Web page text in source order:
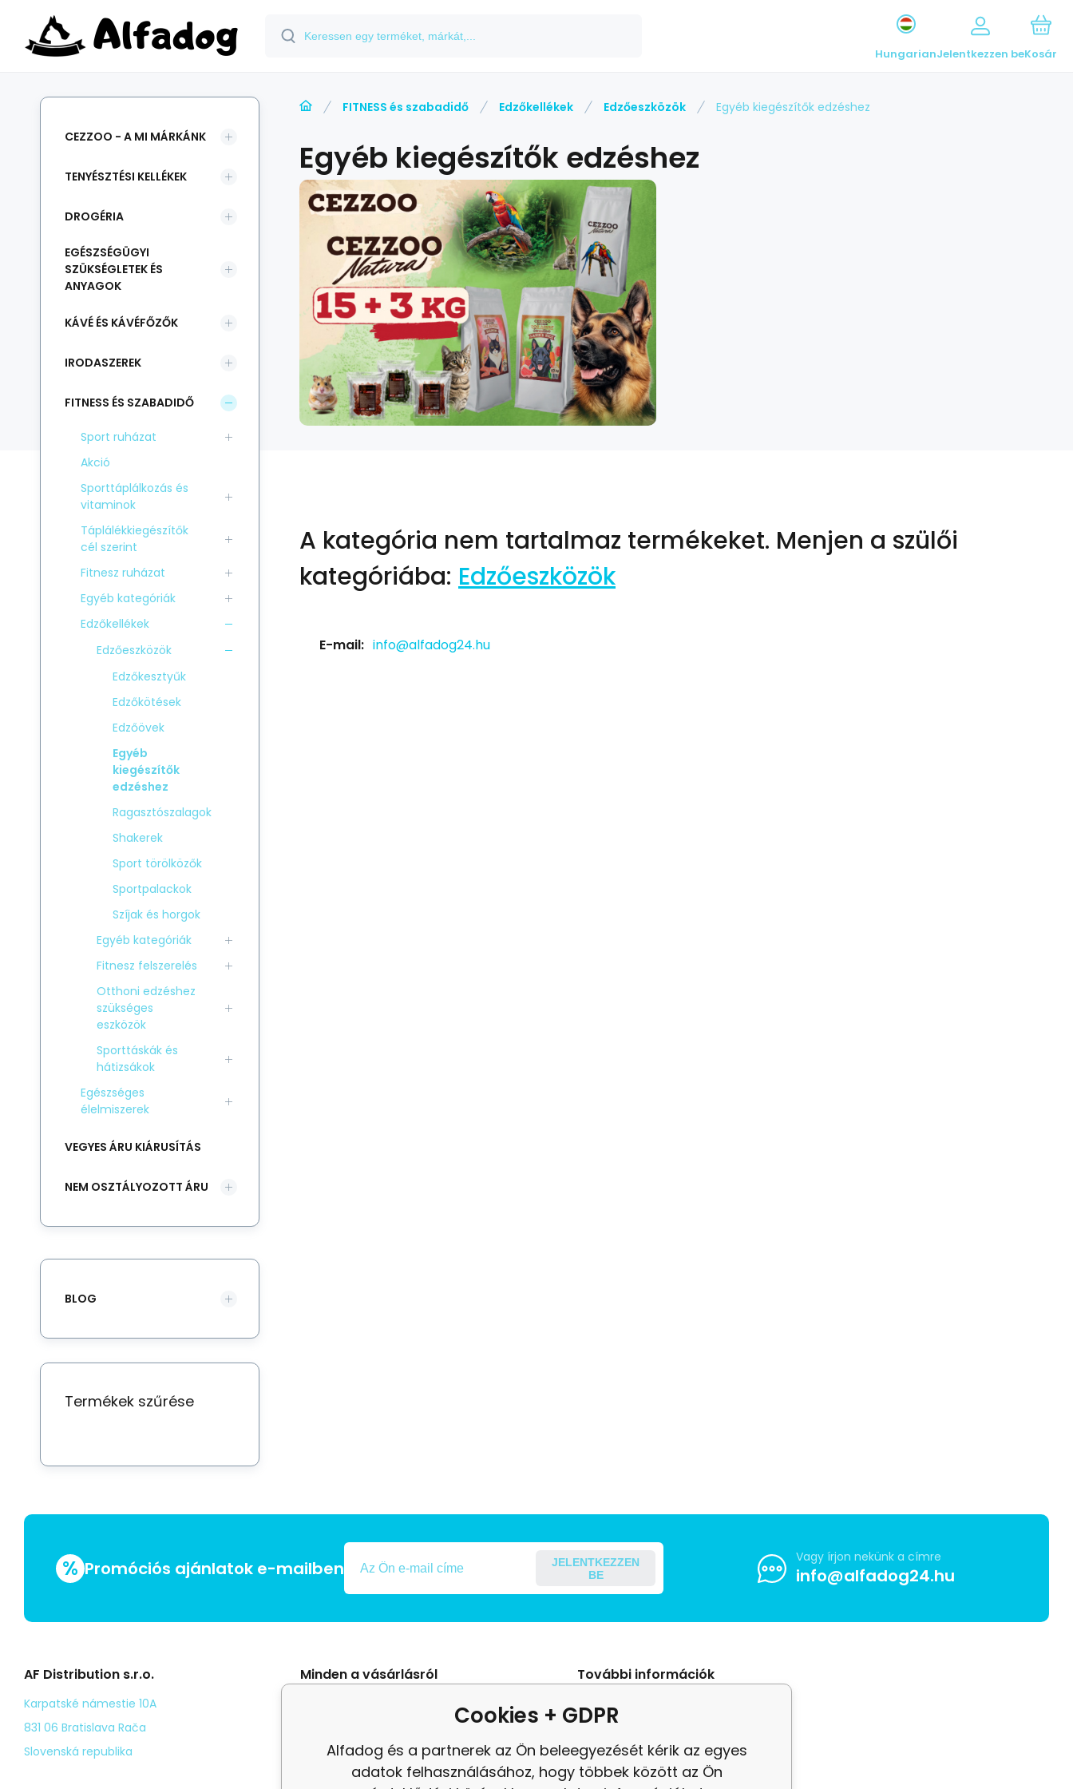
HungarianJelentkezzen beKosár
FITNESS és szabadidő Edzőkellékek Edzőeszközök Egyéb kiegészítők edzéshez
Egyéb kiegészítők edzéshez
A kategória nem tartalmaz termékeket. Menjen a szülői
kategóriába: Edzőeszközök
E-mail: info@alfadog24.hu
CEZZOO - A MI MÁRKÁNK
TENYÉSZTÉSI KELLÉKEK
DROGÉRIA
EGÉSZSÉGÜGYI
SZÜKSÉGLETEK ÉS
ANYAGOK
KÁVÉ ÉS KÁVÉFŐZŐK
IRODASZEREK
FITNESS ÉS SZABADIDŐ
Sport ruházat
Akció
Sporttáplálkozás és
vitaminok
Táplálékkiegészítők
cél szerint
Fitnesz ruházat
Egyéb kategóriák
Edzőkellékek
Edzőeszközök
Edzőkesztyűk
Edzőkötések
Edzőövek
Egyéb
kiegészítők
edzéshez
Ragasztószalagok
Shakerek
Sport törölközők
Sportpalackok
Szíjak és horgok
Egyéb kategóriák
Fitnesz felszerelés
Otthoni edzéshez
szükséges
eszközök
Sporttáskák és
hátizsákok
Egészséges
élelmiszerek
VEGYES ÁRU KIÁRUSÍTÁS
NEM OSZTÁLYOZOTT ÁRU
BLOG
Termékek szűrése
% Promóciós ajánlatok e-mailben
JELENTKEZZEN
BE
Vagy írjon nekünk a címre
info@alfadog24.hu
AF Distribution s.r.o.
Karpatské námestie 10A
831 06 Bratislava Rača
Slovenská republika
Minden a vásárlásról
Személyes adatok védelme
Kézbesítés
További információk
panasz
Felülvizsgálat
Cookies + GDPR
Alfadog és a partnerek az Ön beleegyezését kérik az egyes
adatok felhasználásához, hogy többek között az Ön